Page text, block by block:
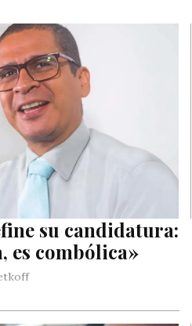
su candidatura:
es combólica»